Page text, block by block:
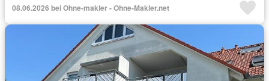
08.06.2026 bei Ohne-makler - Ohne-Makler.net